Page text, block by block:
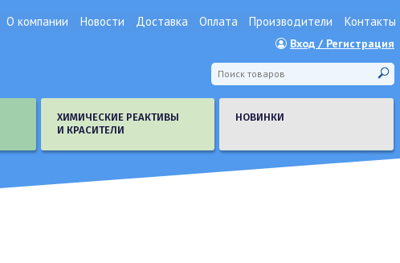
О компании Новости Доставка Оплата Производители Контакты
Вход / Регистрация
ХИМИЧЕСКИЕ РЕАКТИВЫ
И КРАСИТЕЛИ
НОВИНКИ